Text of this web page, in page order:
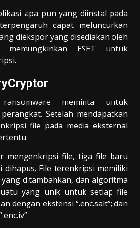
apa pun yang diinstal pada
dapat meluncurkan
diekspor yang disediakan oleh
memungkinkan ESET untuk
meminta untuk
Setelah mendapatkan
file pada media eksternal
mengenkripsi file, tiga file baru
dihapus. File terenkripsi memiliki
yang ditambahkan, dan algoritma
yang unik untuk setiap file
dengan ekstensi “.enc.salt”; dan